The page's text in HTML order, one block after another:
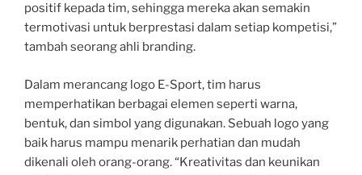
positif kepada tim, sehingga mereka akan semakin
termotivasi untuk berprestasi dalam setiap kompetisi,”
tambah seorang ahli branding.
Dalam merancang logo E-Sport, tim harus
memperhatikan berbagai elemen seperti warna,
bentuk, dan simbol yang digunakan. Sebuah logo yang
baik harus mampu menarik perhatian dan mudah
dikenali oleh orang-orang. “Kreativitas dan keunikan